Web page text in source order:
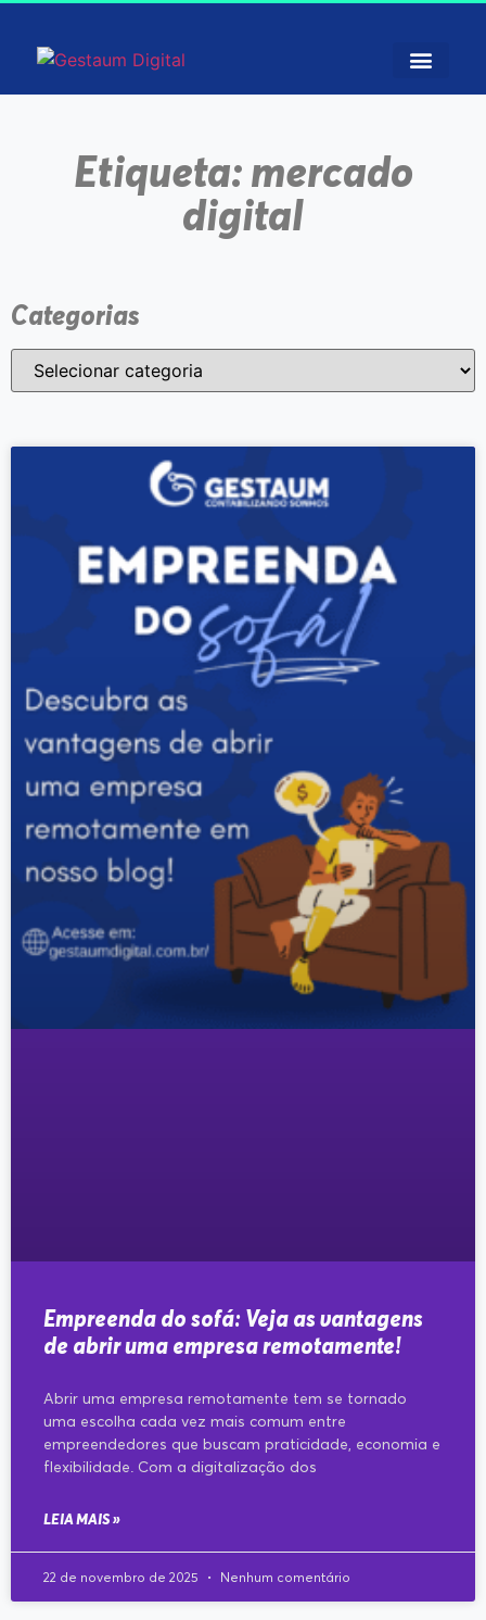
Etiqueta: mercado
digital
Categorias
Empreenda do sofá: Veja as vantagens
de abrir uma empresa remotamente!
Abrir uma empresa remotamente tem se tornado
uma escolha cada vez mais comum entre
empreendedores que buscam praticidade, economia e
flexibilidade. Com a digitalização dos
LEIA MAIS »
22 de novembro de 2025 Nenhum comentário